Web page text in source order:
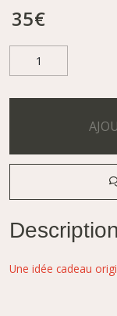
35€
Description
Une idée cadeau